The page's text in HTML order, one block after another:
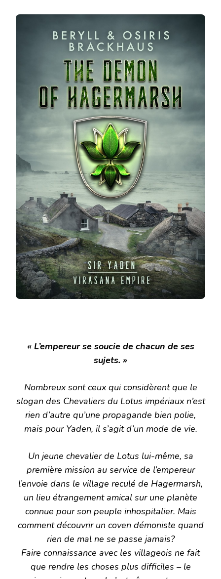
« L’empereur se soucie de chacun de ses
sujets. »
Nombreux sont ceux qui considèrent que le
slogan des Chevaliers du Lotus impériaux n’est
rien d’autre qu’une propagande bien polie,
mais pour Yaden, il s’agit d’un mode de vie.
Un jeune chevalier de Lotus lui-même, sa
première mission au service de l’empereur
l’envoie dans le village reculé de Hagermarsh,
un lieu étrangement amical sur une planète
connue pour son peuple inhospitalier. Mais
comment découvrir un coven démoniste quand
rien de mal ne se passe jamais?
Faire connaissance avec les villageois ne fait
que rendre les choses plus difficiles – le